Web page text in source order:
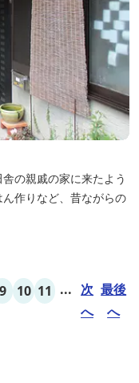
の親戚の家に来たよう
作りなど、昔ながらの
9 10 11 ... 次
へ
最後
へ